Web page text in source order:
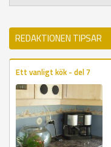
REDAKTIONEN TIPSAR
Ett vanligt kök - del 7